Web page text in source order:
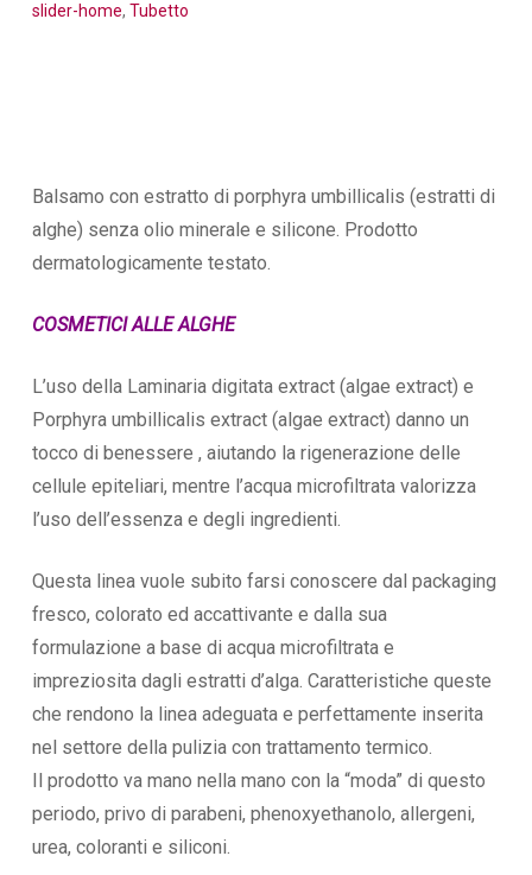
slider-home, Tubetto
Balsamo con estratto di porphyra umbillicalis (estratti di
alghe) senza olio minerale e silicone. Prodotto
dermatologicamente testato.
COSMETICI ALLE ALGHE
L’uso della Laminaria digitata extract (algae extract) e
Porphyra umbillicalis extract (algae extract) danno un
tocco di benessere , aiutando la rigenerazione delle
cellule epiteliari, mentre l’acqua microfiltrata valorizza
l’uso dell’essenza e degli ingredienti.
Questa linea vuole subito farsi conoscere dal packaging
fresco, colorato ed accattivante e dalla sua
formulazione a base di acqua microfiltrata e
impreziosita dagli estratti d’alga. Caratteristiche queste
che rendono la linea adeguata e perfettamente inserita
nel settore della pulizia con trattamento termico.
Il prodotto va mano nella mano con la “moda” di questo
periodo, privo di parabeni, phenoxyethanolo, allergeni,
urea, coloranti e siliconi.